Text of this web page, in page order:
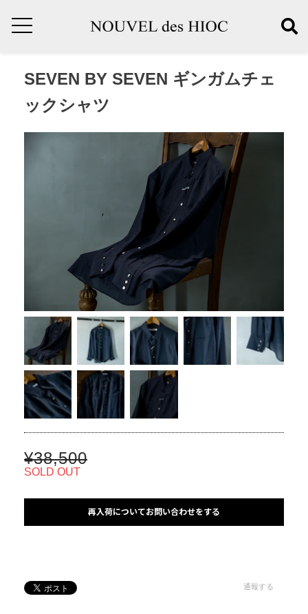
SEVEN BY SEVEN ギンガムチェ
ックシャツ
¥38,500
SOLD OUT
再入荷についてお問い合わせをする
通報する